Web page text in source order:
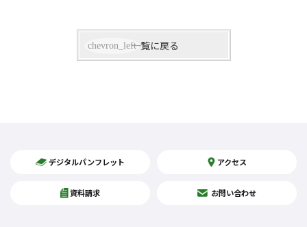
一覧に戻る
デジタルパンフレット アクセス
資料請求 お問い合わせ